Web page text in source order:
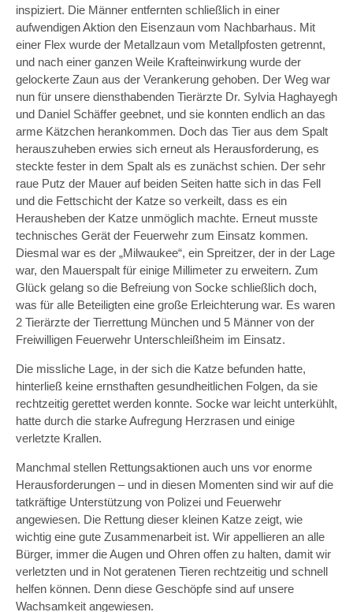
inspiziert. Die Männer entfernten schließlich in einer
aufwendigen Aktion den Eisenzaun vom Nachbarhaus. Mit
einer Flex wurde der Metallzaun vom Metallpfosten getrennt,
und nach einer ganzen Weile Krafteinwirkung wurde der
gelockerte Zaun aus der Verankerung gehoben. Der Weg war
nun für unsere diensthabenden Tierärzte Dr. Sylvia Haghayegh
und Daniel Schäffer geebnet, und sie konnten endlich an das
arme Kätzchen herankommen. Doch das Tier aus dem Spalt
herauszuheben erwies sich erneut als Herausforderung, es
steckte fester in dem Spalt als es zunächst schien. Der sehr
raue Putz der Mauer auf beiden Seiten hatte sich in das Fell
und die Fettschicht der Katze so verkeilt, dass es ein
Herausheben der Katze unmöglich machte. Erneut musste
technisches Gerät der Feuerwehr zum Einsatz kommen.
Diesmal war es der „Milwaukee“, ein Spreitzer, der in der Lage
war, den Mauerspalt für einige Millimeter zu erweitern. Zum
Glück gelang so die Befreiung von Socke schließlich doch,
was für alle Beteiligten eine große Erleichterung war. Es waren
2 Tierärzte der Tierrettung München und 5 Männer von der
Freiwilligen Feuerwehr Unterschleißheim im Einsatz.
Die missliche Lage, in der sich die Katze befunden hatte,
hinterließ keine ernsthaften gesundheitlichen Folgen, da sie
rechtzeitig gerettet werden konnte. Socke war leicht unterkühlt,
hatte durch die starke Aufregung Herzrasen und einige
verletzte Krallen.
Manchmal stellen Rettungsaktionen auch uns vor enorme
Herausforderungen – und in diesen Momenten sind wir auf die
tatkräftige Unterstützung von Polizei und Feuerwehr
angewiesen. Die Rettung dieser kleinen Katze zeigt, wie
wichtig eine gute Zusammenarbeit ist. Wir appellieren an alle
Bürger, immer die Augen und Ohren offen zu halten, damit wir
verletzten und in Not geratenen Tieren rechtzeitig und schnell
helfen können. Denn diese Geschöpfe sind auf unsere
Wachsamkeit angewiesen.